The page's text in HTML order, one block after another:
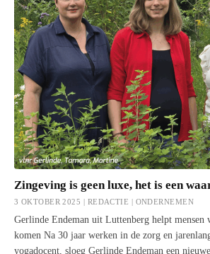
Zingeving is geen luxe, het is een
3 OKTOBER 2025 | REDACTIE | ONDERNEMEN
Gerlinde Endeman uit Luttenberg helpt mensen
komen Na 30 jaar werken in de zorg en
yogadocent, sloeg Gerlinde Endeman een